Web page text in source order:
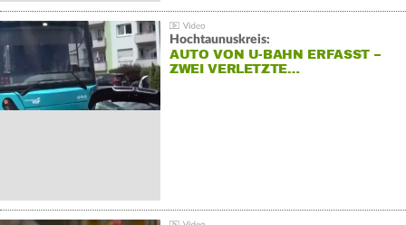
Hochtaunuskreis:
AUTO VON U-BAHN ERFASST –
ZWEI VERLETZTE…